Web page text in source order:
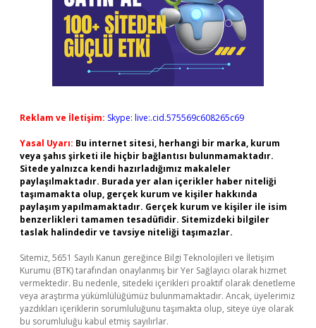
Reklam ve İletişim: Skype: live:.cid.575569c608265c69
Yasal Uyarı: Bu internet sitesi, herhangi bir marka, kurum
veya şahıs şirketi ile hiçbir bağlantısı bulunmamaktadır.
Sitede yalnızca kendi hazırladığımız makaleler
paylaşılmaktadır. Burada yer alan içerikler haber niteliği
taşımamakta olup, gerçek kurum ve kişiler hakkında
paylaşım yapılmamaktadır. Gerçek kurum ve kişiler ile isim
benzerlikleri tamamen tesadüfidir. Sitemizdeki bilgiler
taslak halindedir ve tavsiye niteliği taşımazlar.
Sitemiz, 5651 Sayılı Kanun gereğince Bilgi Teknolojileri ve İletişim
Kurumu (BTK) tarafından onaylanmış bir Yer Sağlayıcı olarak hizmet
vermektedir. Bu nedenle, sitedeki içerikleri proaktif olarak denetleme
veya araştırma yükümlülüğümüz bulunmamaktadır. Ancak, üyelerimiz
yazdıkları içeriklerin sorumluluğunu taşımakta olup, siteye üye olarak
bu sorumluluğu kabul etmiş sayılırlar.